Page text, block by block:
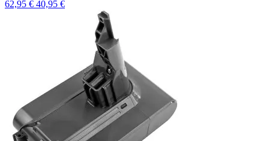
62,95 € 40,95 €